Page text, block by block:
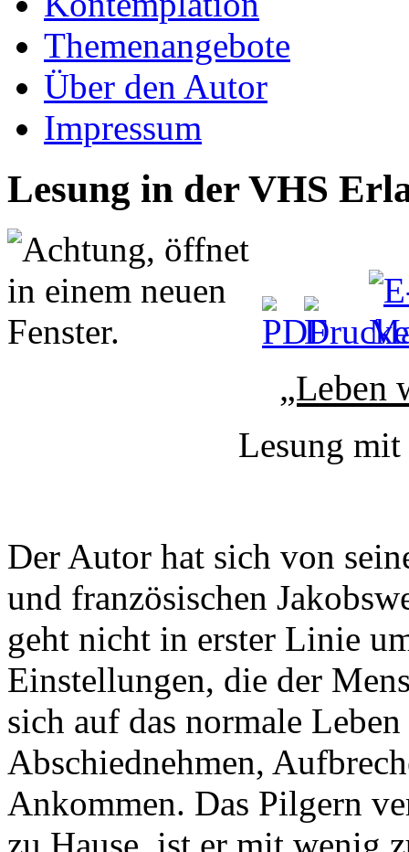
Themenangebote
Über den Autor
Impressum
Lesung in der VHS
„Leben
Lesung
Der Autor hat sich von
und französischen
geht nicht in erster Linie
Einstellungen, die der
sich auf das normale
Abschiednehmen,
Ankommen. Das Pilgern